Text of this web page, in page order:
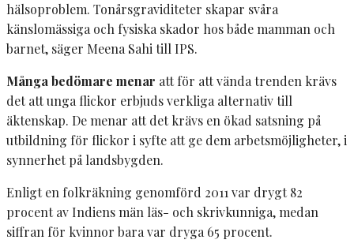
hälsoproblem. Tonårsgraviditeter skapar svåra
känslomässiga och fysiska skador hos både mamman och
barnet, säger Meena Sahi till IPS.
Många bedömare menar att för att vända trenden krävs
det att unga flickor erbjuds verkliga alternativ till
äktenskap. De menar att det krävs en ökad satsning på
utbildning för flickor i syfte att ge dem arbetsmöjligheter, i
synnerhet på landsbygden.
Enligt en folkräkning genomförd 2011 var drygt 82
procent av Indiens män läs- och skrivkunniga, medan
siffran för kvinnor bara var dryga 65 procent.